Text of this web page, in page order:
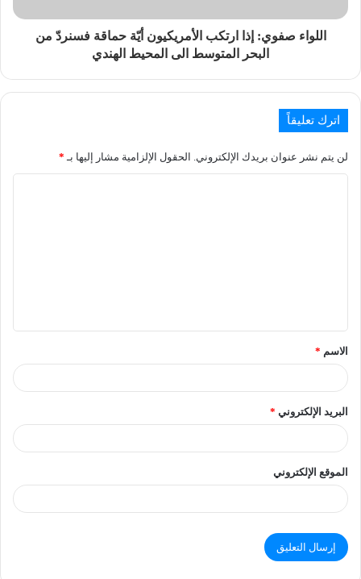
اللواء صفوي: إذا ارتكب الأمريكيون أيّة حماقة فسنردّ من
البحر المتوسط الى المحيط الهندي
اترك تعليقاً
لن يتم نشر عنوان بريدك الإلكتروني. الحقول الإلزامية مشار إليها بـ *
الاسم *
البريد الإلكتروني *
الموقع الإلكتروني